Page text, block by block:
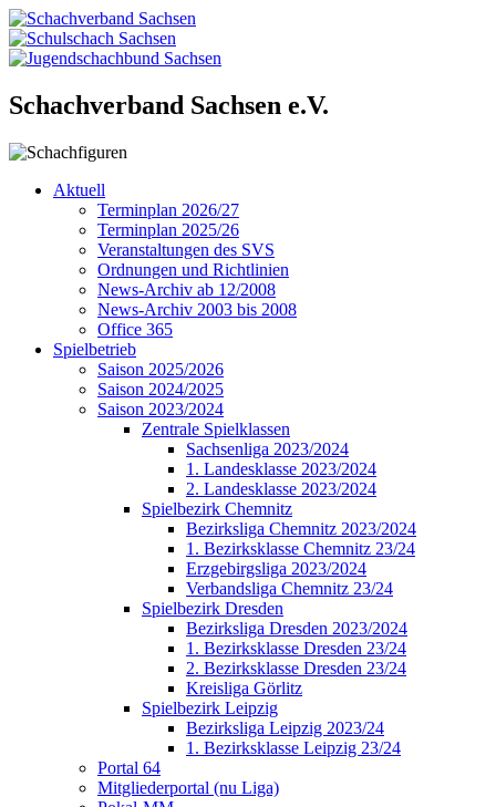
Schachverband Sachsen e.V.
Aktuell
Terminplan 2026/27
Terminplan 2025/26
Veranstaltungen des SVS
Ordnungen und Richtlinien
News-Archiv ab 12/2008
News-Archiv 2003 bis 2008
Office 365
Spielbetrieb
Saison 2025/2026
Saison 2024/2025
Saison 2023/2024
Zentrale Spielklassen
Sachsenliga 2023/2024
1. Landesklasse 2023/2024
2. Landesklasse 2023/2024
Spielbezirk Chemnitz
Bezirksliga Chemnitz 2023/2024
1. Bezirksklasse Chemnitz 23/24
Erzgebirgsliga 2023/2024
Verbandsliga Chemnitz 23/24
Spielbezirk Dresden
Bezirksliga Dresden 2023/2024
1. Bezirksklasse Dresden 23/24
2. Bezirksklasse Dresden 23/24
Kreisliga Görlitz
Spielbezirk Leipzig
Bezirksliga Leipzig 2023/24
1. Bezirksklasse Leipzig 23/24
Portal 64
Mitgliederportal (nu Liga)